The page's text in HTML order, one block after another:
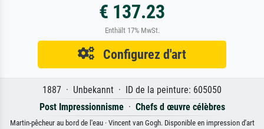
€ 137.23
Enthält 17% MwSt.
Configurez d'art
1887 · Unbekannt · ID de la peinture: 605050
Post Impressionnisme· Chefs d œuvre célèbres
Martin-pêcheur au bord de l'eau · Vincent van Gogh. Disponible en impression d'art